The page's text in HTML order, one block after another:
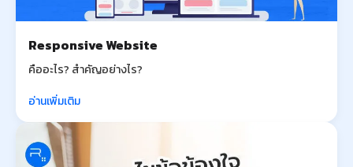
Responsive Website
คืออะไร? สำคัญอย่างไร?
อ่านเพิ่มเติม